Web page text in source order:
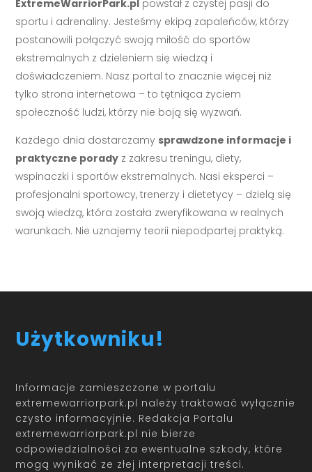
ExtremeWarriorPark.pl powstał z czystej pasji do
sportu i adrenaliny. Jesteśmy ekipą zapaleńców, którzy
postanowili połączyć swoją miłość do sportów
ekstremalnych z dzieleniem się wiedzą i
doświadczeniem. Nasz portal to znacznie więcej niż
tylko strona internetowa – to tętniąca życiem
społeczność ludzi, którzy nie boją się wyzwań.
Każdego dnia dostarczamy sprawdzone informacje i
praktyczne porady z zakresu treningu, diety,
wspinaczki i sportów ekstremalnych. Nasi eksperci –
profesjonalni sportowcy, trenerzy i dietetycy – dzielą się
swoją wiedzą, która została zweryfikowana w realnych
warunkach. Nie uznajemy teorii niepodpartej praktyką.
Użytkowniku!
Informacje zamieszczone w portalu
extremewarriorpark.pl należy traktować wyłącznie
czysto informacyjnie. Redakcja Portalu
extremewarriorpark.pl nie bierze
odpowiedzialności za ewentualne szkody, które
mogą wynikać ze złej interpretacji treści.